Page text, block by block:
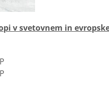
v svetovnem in